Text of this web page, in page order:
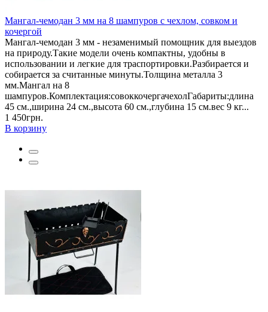
Мангал-чемодан 3 мм на 8 шампуров с чехлом, совком и
кочергой
Мангал-чемодан 3 мм - незаменимый помощник для выездов
на природу.Такие модели очень компактны, удобны в
использовании и легкие для траспортировки.Разбирается и
собирается за считанные минуты.Толщина металла 3
мм.Мангал на 8
шампуров.Комплектация:совоккочергачехолГабариты:длина
45 см.,ширина 24 см.,высота 60 см.,глубина 15 см.вес 9 кг...
1 450грн.
В корзину